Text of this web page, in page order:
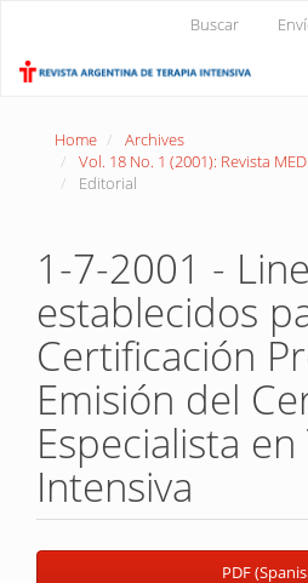
Content
Buscar
Home
Archives
Vol. 18 No. 1 (2001): Revista
Editorial
1-7-2001 -
establecidos
Certificación
Emisión del
Especialista
Intensiva
Article PDF